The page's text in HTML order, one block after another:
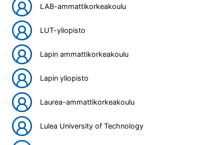
LAB-ammattikorkeakoulu
LUT-yliopisto
Lapin ammattikorkeakoulu
Lapin yliopisto
Laurea-ammattikorkeakoulu
Lulea University of Technology